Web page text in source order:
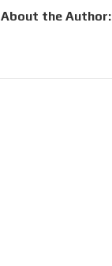
About the Author: